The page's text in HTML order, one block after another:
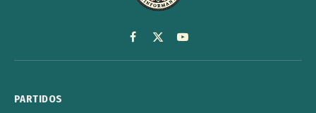
Facebook
X
(Twitter)
YouTube
PARTIDOS